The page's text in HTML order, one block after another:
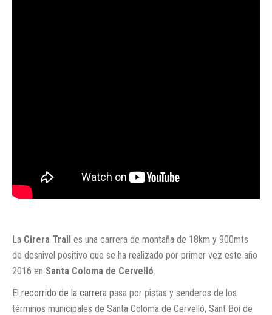
La Cirera Trail es una carrera de montaña de 18km y 900mts
de desnivel positivo que se ha realizado por primer vez este año
2016 en Santa Coloma de Cervelló.
El recorrido de la carrera pasa por pistas y senderos de los
términos municipales de Santa Coloma de Cervelló, Sant Boi de